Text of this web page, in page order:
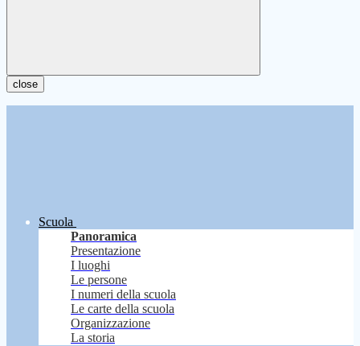
close
Scuola
Panoramica
Presentazione
I luoghi
Le persone
I numeri della scuola
Le carte della scuola
Organizzazione
La storia